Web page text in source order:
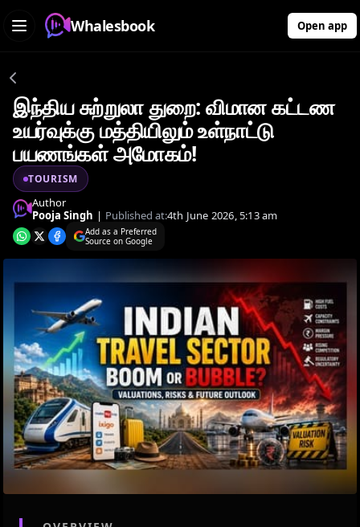
Whalesbook Open app
இந்திய சுற்றுலா துறை: விமான கட்டண
உயர்வுக்கு மத்தியிலும் உள்நாட்டு
பயணங்கள் அமோகம்!
TOURISM
Author
Pooja Singh | Published at:4th June 2026, 5:13 am
Add as a Preferred
Source on Google